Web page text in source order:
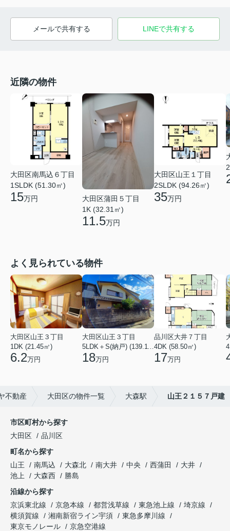
メールで共有する LINEで共有する
近隣の物件
大田区南馬込６丁目
1SLDK (51.30㎡)
15万円
大田区蒲田５丁目
1K (32.31㎡)
11.5万円
大田区山王１丁目
2SLDK (94.26㎡)
35万円
よく見られている物件
大田区山王３丁目
1DK (21.45㎡)
6.2万円
大田区山王３丁目
18万円
品川区大井７丁目
4DK (58.50㎡)
17万円
不動産 大田区の物件一覧 大森駅 山王２１５７戸建
市区町村から探す
大田区
品川区
町名から探す
山王
南馬込 大森北 南大井 中央 西蒲田
大井
池上
大森西
勝島
沿線から探す
京浜東北線
京急本線 都営浅草線 東急池上線
埼京線
横須賀線
湘南新宿ライン宇須
東急多摩川線
東京モノレール
京急空港線